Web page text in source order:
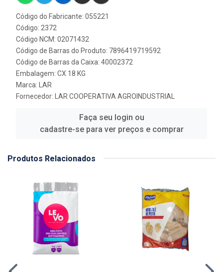
Código do Fabricante: 055221
Código: 2372
Código NCM: 02071432
Código de Barras do Produto: 7896419719592
Código de Barras da Caixa: 40002372
Embalagem: CX 18 KG
Marca:
LAR
Fornecedor:
LAR COOPERATIVA AGROINDUSTRIAL
Faça seu login ou
cadastre-se para ver preços e comprar
Produtos Relacionados